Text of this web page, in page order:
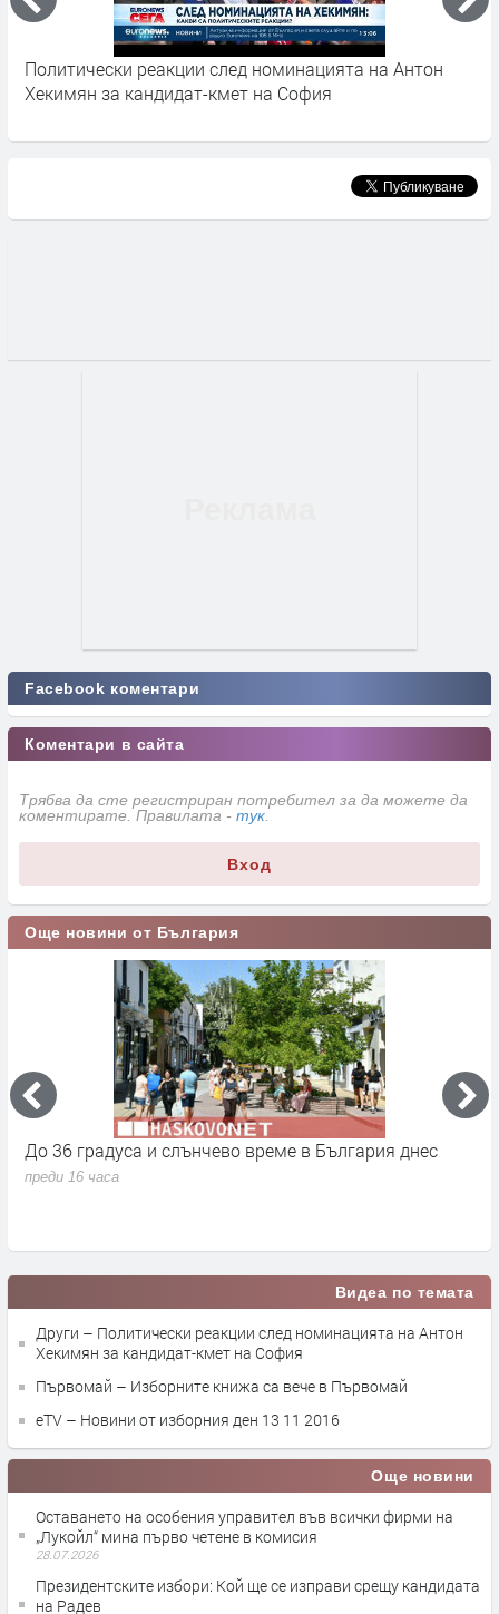
Политически реакции след номинацията на Антон
Хекимян за кандидат-кмет на София
Facebook коментари
Коментари в сайта
Трябва да сте регистриран потребител за да можете да
коментирате. Правилата - тук
Вход
Още новини от България
До 36 градуса и слънчево време в България днес
преди 16 часа
Видеа по темата
Други – Политически реакции след номинацията на Антон
Хекимян за кандидат-кмет на София
Първомай – Изборните книжа са вече в Първомай
eTV – Новини от изборния ден 13 11 2016
Още новини
Оставането на особения управител във всички фирми на
„Лукойл“ мина първо четене в комисия
28.07.2026
Президентските избори: Кой ще се изправи срещу кандидата
на Радев